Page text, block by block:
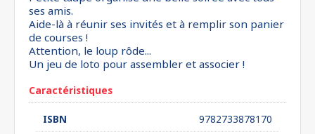
ses amis.
Aide-là à réunir ses invités et à remplir son panier
de courses !
Attention, le loup rôde...
Un jeu de loto pour assembler et associer !
Caractéristiques
ISBN
9782733878170